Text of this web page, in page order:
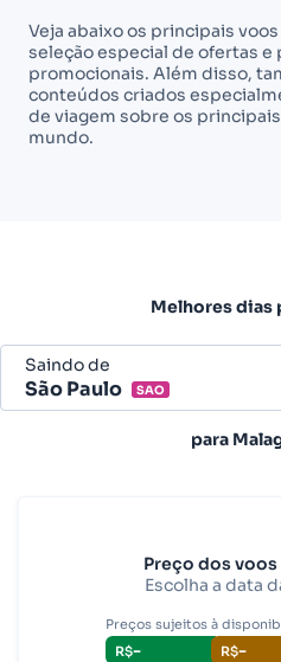
Veja abaixo os principais
seleção especial de ofertas e
promocionais. Além disso,
conteúdos criados
de viagem sobre os
mundo.
Melhores dias
Saindo de
São Paulo SAO
Belo Horizonte - Todos (BHZ)
Salvador - Todos (SSA)
para
Preço dos
Escolha a data
Preços sujeitos à
R$- R$-